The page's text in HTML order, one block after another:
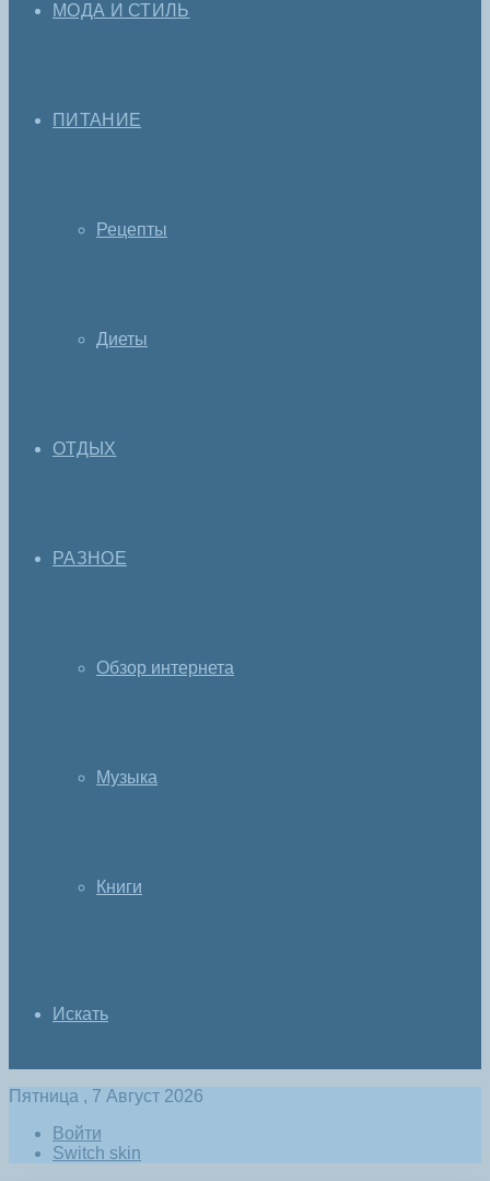
МОДА И СТИЛЬ
ПИТАНИЕ
Рецепты
Диеты
ОТДЫХ
РАЗНОЕ
Обзор интернета
Музыка
Книги
Искать
Пятница , 7 Август 2026
Войти
Switch skin